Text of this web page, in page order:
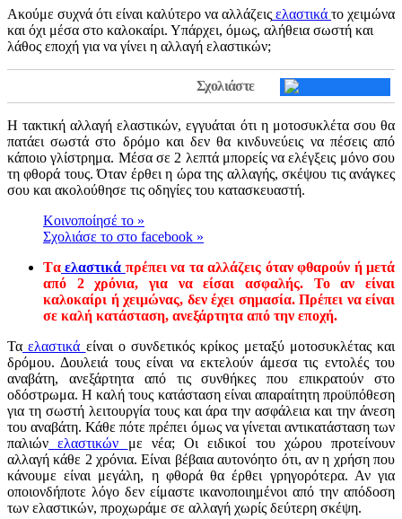
Ακούμε συχνά ότι είναι καλύτερο να αλλάζεις ελαστικά το χειμώνα
και όχι μέσα στο καλοκαίρι. Υπάρχει, όμως, αλήθεια σωστή και
λάθος εποχή για να γίνει η αλλαγή ελαστικών;
Σχολιάστε
Η τακτική αλλαγή ελαστικών, εγγυάται ότι η μοτοσυκλέτα σου θα
πατάει σωστά στο δρόμο και δεν θα κινδυνεύεις να πέσεις από
κάποιο γλίστρημα. Μέσα σε 2 λεπτά μπορείς να ελέγξεις μόνο σου
τη φθορά τους. Όταν έρθει η ώρα της αλλαγής, σκέψου τις ανάγκες
σου και ακολούθησε τις οδηγίες του κατασκευαστή.
Kοινοποίησέ το »
Σχολιάσε το στο facebook »
Tα ελαστικά πρέπει να τα αλλάζεις όταν φθαρούν ή μετά
από 2 χρόνια, για να είσαι ασφαλής. Το αν είναι
καλοκαίρι ή χειμώνας, δεν έχει σημασία. Πρέπει να είναι
σε καλή κατάσταση, ανεξάρτητα από την εποχή.
Τα ελαστικά είναι ο συνδετικός κρίκος μεταξύ μοτοσυκλέτας και
δρόμου. Δουλειά τους είναι να εκτελούν άμεσα τις εντολές του
αναβάτη, ανεξάρτητα από τις συνθήκες που επικρατούν στο
οδόστρωμα. Η καλή τους κατάσταση είναι απαραίτητη προϋπόθεση
για τη σωστή λειτουργία τους και άρα την ασφάλεια και την άνεση
του αναβάτη. Κάθε πότε πρέπει όμως να γίνεται αντικατάσταση των
παλιών ελαστικών με νέα; Οι ειδικοί του χώρου προτείνουν
αλλαγή κάθε 2 χρόνια. Είναι βέβαια αυτονόητο ότι, αν η χρήση που
κάνουμε είναι μεγάλη, η φθορά θα έρθει γρηγορότερα. Αν για
οποιονδήποτε λόγο δεν είμαστε ικανοποιημένοι από την απόδοση
των ελαστικών, προχωράμε σε αλλαγή χωρίς δεύτερη σκέψη.